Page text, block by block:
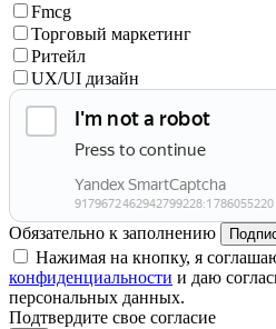
Fmcg
Торговый маркетинг
Ритейл
UX/UI дизайн
Обязательно к заполнению
Нажимая на кнопку, я
конфиденциальности и даю
персональных данных.
Подтвердите свое согласие